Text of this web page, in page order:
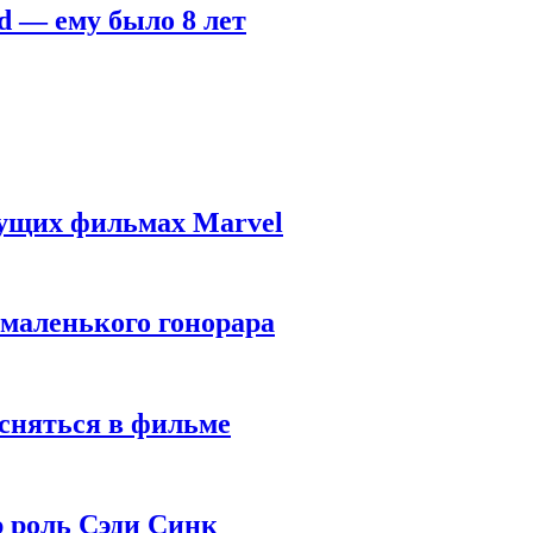
— ему было 8 лет
фильмах Marvel
гонорара
в фильме
роль Сэди Синк